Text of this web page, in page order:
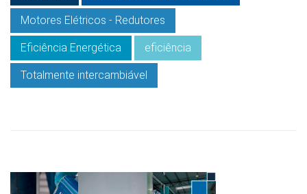
Motores Elétricos - Redutores
Eficiência Energética eficiência
Totalmente intercambiável